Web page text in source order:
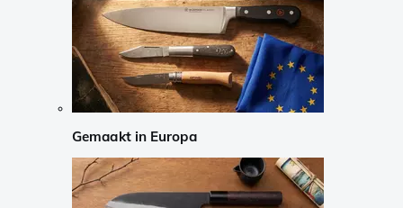
Gemaakt in Europa